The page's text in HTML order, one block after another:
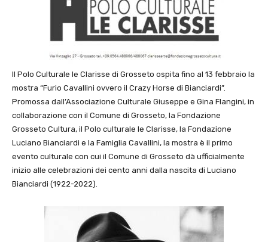
Il Polo Culturale le Clarisse di Grosseto ospita fino al 13 febbraio la
mostra “Furio Cavallini ovvero il Crazy Horse di Bianciardi”.
Promossa dall’Associazione Culturale Giuseppe e Gina Flangini, in
collaborazione con il Comune di Grosseto, la Fondazione
Grosseto Cultura, il Polo culturale le Clarisse, la Fondazione
Luciano Bianciardi e la Famiglia Cavallini, la mostra è il primo
evento culturale con cui il Comune di Grosseto dà ufficialmente
inizio alle celebrazioni dei cento anni dalla nascita di Luciano
Bianciardi (1922-2022).